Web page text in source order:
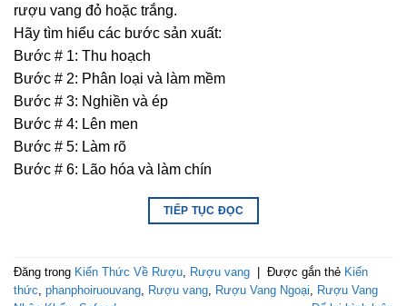
rượu vang đỏ hoặc trắng.
Hãy tìm hiểu các bước sản xuất:
Bước # 1: Thu hoạch
Bước # 2: Phân loại và làm mềm
Bước # 3: Nghiền và ép
Bước # 4: Lên men
Bước # 5: Làm rõ
Bước # 6: Lão hóa và làm chín
TIẾP TỤC ĐỌC
Đăng trong Kiến Thức Về Rượu, Rượu vang Được gắn thẻ Kiến
thức, phanphoiruouvang, Rượu vang, Rượu Vang Ngoại, Rượu Vang